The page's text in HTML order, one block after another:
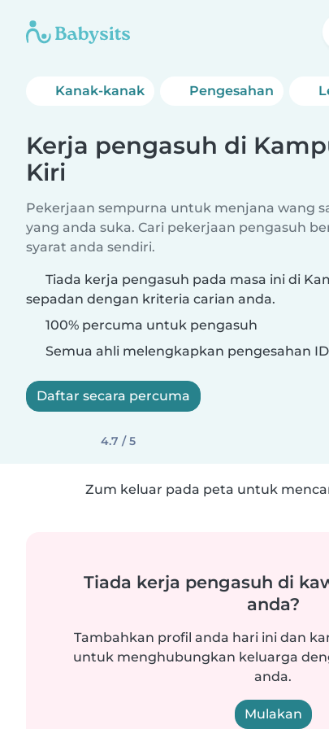
Kanak-kanak Pengesahan
Kerja pengasuh di
Kiri
Pekerjaan sempurna untuk menjana wang
yang anda suka. Cari pekerjaan pengasuh
syarat anda sendiri.
Tiada kerja pengasuh pada masa ini di
sepadan dengan kriteria carian anda.
100% percuma untuk pengasuh
Semua ahli melengkapkan pengesahan
Daftar secara percuma
4.7 / 5
Zum keluar pada peta untuk
Tiada kerja pengasuh di
anda?
Tambahkan profil anda hari ini dan
untuk menghubungkan keluarga
anda.
Mulakan